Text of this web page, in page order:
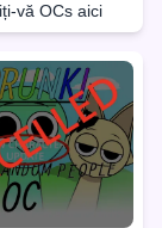
vă OCs aici